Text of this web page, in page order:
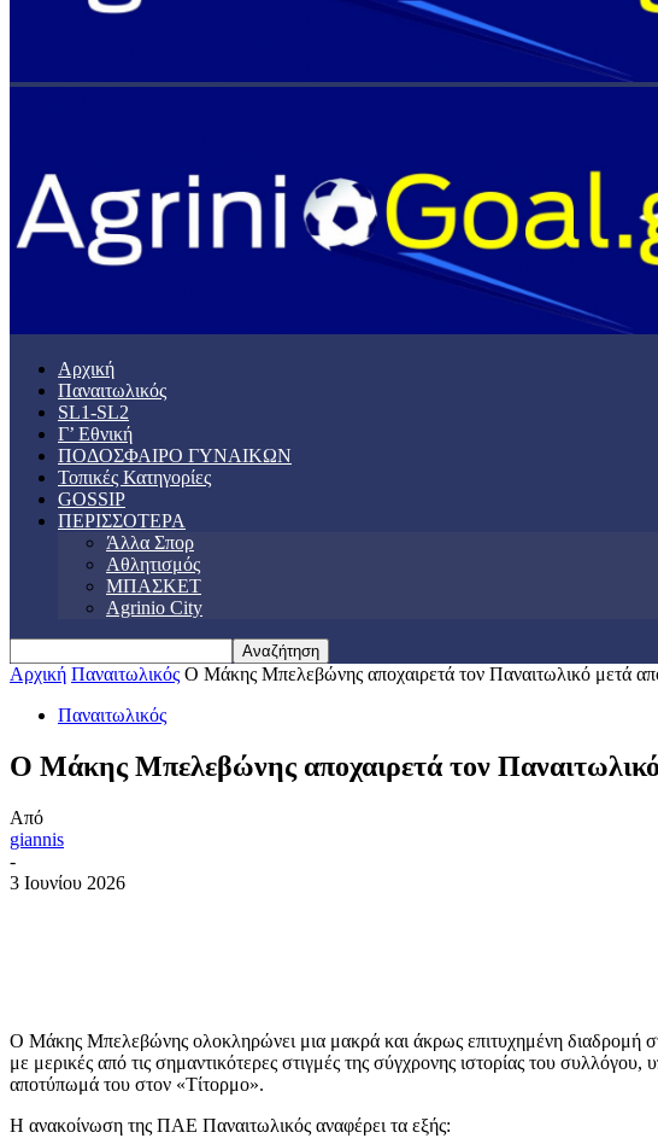
Αρχική
Παναιτωλικός
SL1-SL2
Γ’ Εθνική
ΠΟΔΟΣΦΑΙΡΟ ΓΥΝΑΙΚΩΝ
Τοπικές Κατηγορίες
GOSSIP
ΠΕΡΙΣΣΟΤΕΡΑ
Άλλα Σπορ
Αθλητισμός
ΜΠΑΣΚΕΤ
Agrinio City
Αρχική Παναιτωλικός Ο Μάκης Μπελεβώνης αποχαιρετά τον Παναιτωλικό μετά
Παναιτωλικός
Ο Μάκης Μπελεβώνης αποχαιρετά τον
Από
giannis
-
3 Ιουνίου 2026
Ο Μάκης Μπελεβώνης ολοκληρώνει μια μακρά και άκρως επιτυχημένη διαδρομή
με μερικές από τις σημαντικότερες στιγμές της σύγχρονης ιστορίας του
αποτύπωμά του στον «Τίτορμο».
Η ανακοίνωση της ΠΑΕ Παναιτωλικός αναφέρει τα εξής: